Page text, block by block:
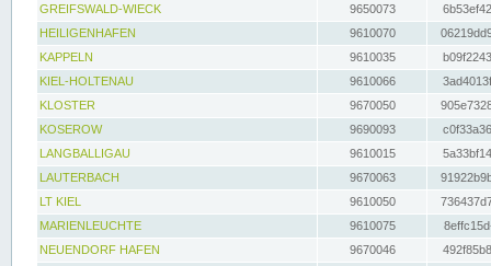
GREIFSWALD-WIECK
9650073
HEILIGENHAFEN
9610070
KAPPELN
9610035
KIEL-HOLTENAU
9610066
KLOSTER
9670050
KOSEROW
9690093
LANGBALLIGAU
9610015
LAUTERBACH
9670063
LT KIEL
9610050
MARIENLEUCHTE
9610075
NEUENDORF HAFEN
9670046